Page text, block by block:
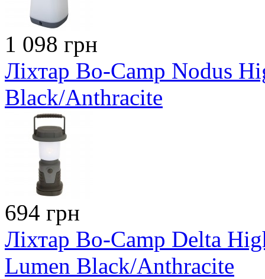
1 098 грн
Ліхтар Bo-Camp Nodus
Black/Anthracite
694 грн
Ліхтар Bo-Camp Delta
Lumen Black/Anthracite